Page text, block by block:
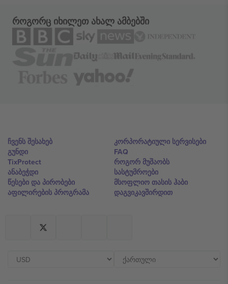
როგორც იხილეთ ახალ ამბებში
ჩვენს შესახებ
გუნდი
TixProtect
ანაბეჭდი
წესები და პირობები
აფილირების პროგრამა
კორპორატიული სერვისები
FAQ
როგორ მუშაობს
სასტუმროები
მსოფლიო თასის ჰაბი
დაგვიკავშირდით